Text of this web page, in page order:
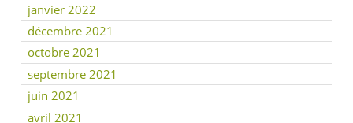
janvier 2022
décembre 2021
octobre 2021
septembre 2021
juin 2021
avril 2021